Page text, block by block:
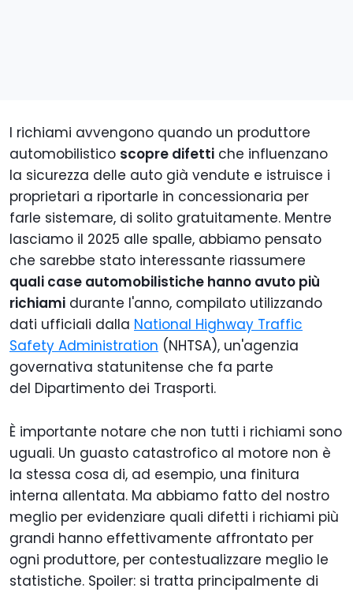
I richiami avvengono quando un produttore
automobilistico scopre difetti che influenzano
la sicurezza delle auto già vendute e istruisce i
proprietari a riportarle in concessionaria per
farle sistemare, di solito gratuitamente. Mentre
lasciamo il 2025 alle spalle, abbiamo pensato
che sarebbe stato interessante riassumere
quali case automobilistiche hanno avuto più
richiami durante l'anno, compilato utilizzando
dati ufficiali dalla National Highway Traffic
Safety Administration (NHTSA), un'agenzia
governativa statunitense che fa parte
del Dipartimento dei Trasporti.
È importante notare che non tutti i richiami sono
uguali. Un guasto catastrofico al motore non è
la stessa cosa di, ad esempio, una finitura
interna allentata. Ma abbiamo fatto del nostro
meglio per evidenziare quali difetti i richiami più
grandi hanno effettivamente affrontato per
ogni produttore, per contestualizzare meglio le
statistiche. Spoiler: si tratta principalmente di